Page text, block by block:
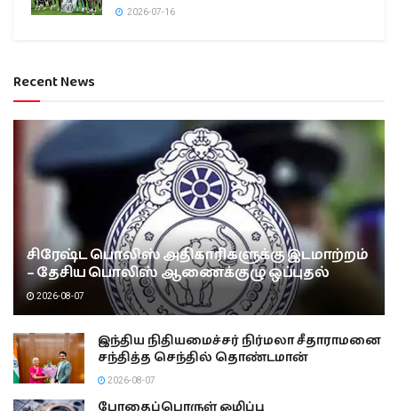
2026-07-16
Recent News
சிரேஷ்ட பொலிஸ் அதிகாரிகளுக்கு இடமாற்றம்
– தேசிய பொலிஸ் ஆணைக்குழு ஒப்புதல்
2026-08-07
இந்திய நிதியமைச்சர் நிர்மலா சீதாராமனை
சந்தித்த செந்தில் தொண்டமான்
2026-08-07
போதைப்பொருள் ஒழிப்பு